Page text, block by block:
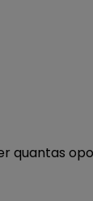
quantas